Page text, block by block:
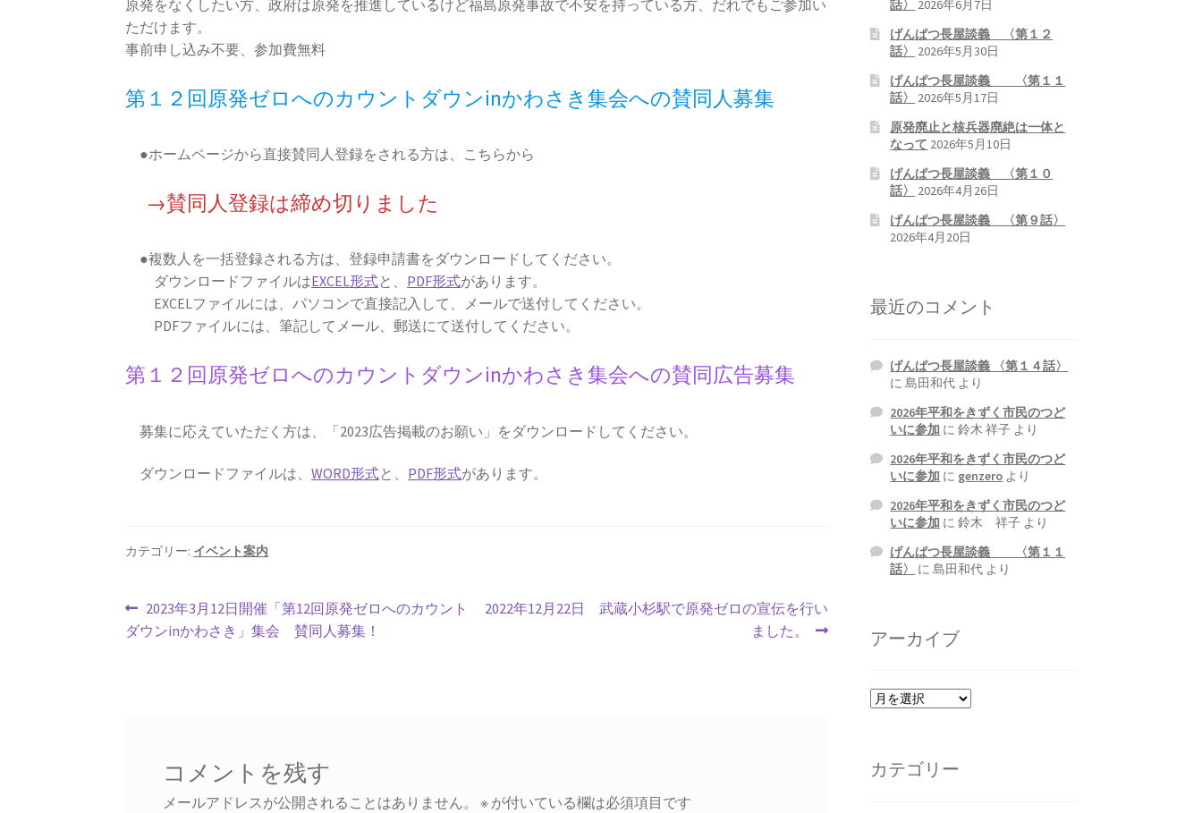
原発をなくしたい方、政府は原発を推進しているけど福島原発事故で不安を持っている方、だれでもご参加い
ただけます。
事前申し込み不要、参加費無料
第１２回原発ゼロへのカウントダウンinかわさき集会への賛同人募集
●ホームページから直接賛同人登録をされる方は、こちらから
→賛同人登録は締め切りました
●複数人を一括登録される方は、登録申請書をダウンロードしてください。
ダウンロードファイルはEXCEL形式と、 PDF形式があります。
EXCELファイルには、パソコンで直接記入して、メールで送付してください。
PDFファイルには、筆記してメール、郵送にて送付してください。
第１２回原発ゼロへのカウントダウンinかわさき集会への賛同広告募集
募集に応えていただく方は、「2023広告掲載のお願い」をダウンロードしてください。
ダウンロードファイルは、WORD形式と、 PDF形式があります。
カテゴリー: イベント案内
投
稿
前
の
2023年3月12日開催「第12回原発ゼロへのカウント
ダウンinかわさき」集会 賛同人募集！
次
2022年12月22日 武蔵小杉駅で原発ゼロの宣伝を行い
ました。
コメントを残す
メールアドレスが公開されることはありません。 ※が付いている欄は必須項目です
話〉
2026年6月7日
げんぱつ長屋談義 〈第１２
話〉
2026年5月30日
げんぱつ長屋談義 〈第１１
話〉
2026年5月17日
原発廃止と核兵器廃絶は一体と
なって 2026年5月10日
げんぱつ長屋談義 〈第１０
話〉
2026年4月26日
げんぱつ長屋談義 〈第９話〉
2026年4月20日
最近のコメント
げんぱつ長屋談義 〈第１４話〉
に島田和代 より
2026年平和をきずく市民のつど
いに参加 に鈴木 祥子 より
2026年平和をきずく市民のつど
いに参加 に genzero より
2026年平和をきずく市民のつど
いに参加 に鈴木 祥子 より
げんぱつ長屋談義 〈第１１
話〉
に島田和代 より
アーカイブ
ア
ブ
カテゴリー